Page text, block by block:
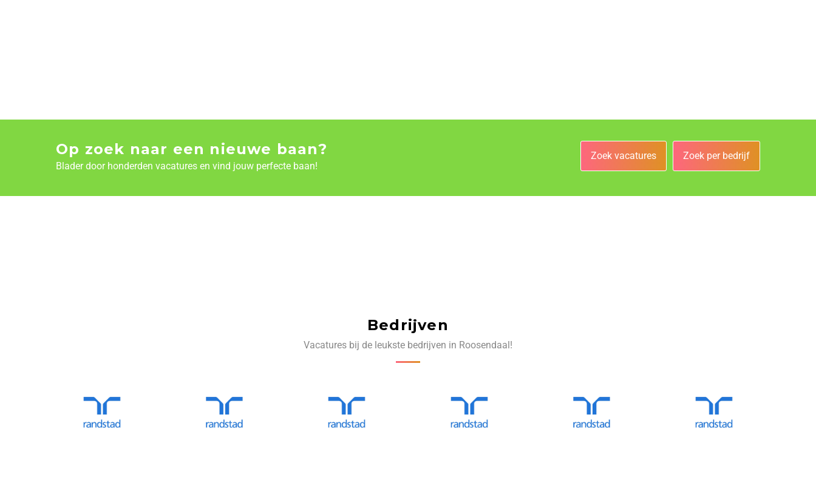
Op zoek naar een nieuwe baan?
Blader door honderden vacatures en vind jouw perfecte baan!
Zoek vacatures Zoek per bedrijf
Bedrijven
Vacatures bij de leukste bedrijven in Roosendaal!